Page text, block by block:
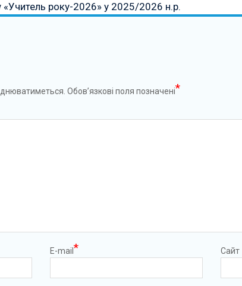
«Учитель року-2026» у 2025/2026 н.р.
Обов’язкові поля позначені*
E-mail * Сайт